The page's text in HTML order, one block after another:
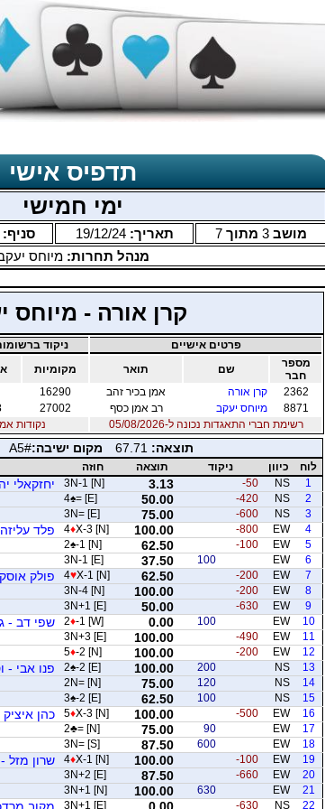
תדפיס אישי
ימי חמישי
מושב3 מתוך7 תאריך:19/12/24 סניף:
מנהל תחרות:מיוחס
קרן אורה - מיוחס
פרטים אישיים
ניקוד
מספר
חבר
שם תואר מקומיות
2362
קרן אורה אמן בכיר זהב 16290
8871
מיוחס יעקב רב אמן כסף 27002
רשימת חברי התאגדות נכונה ל-05/08/2026
נקודות אמן
תוצאה: 67.71 מקום ישיבה:A5#
לוח כיוון ניקוד תוצאה חוזה
1
NS
-50
3.13
3N-1 [N] יחזקאלי
2
NS
-420
50.00
4♠= [E]
3
NS
-600
75.00
3N= [E]
4
EW
-800
100.00
4♦X-3 [N] פלד
5
EW
-100
62.50
2♠-1 [N]
6
EW
100
37.50
3N-1 [E]
7
EW
-200
62.50
4♥X-1 [N] פולק
8
EW
-200
100.00
3N-4 [N]
9
EW
-630
50.00
3N+1 [E]
10
EW
100
0.00
2♦-1 [W] שפי דב -
11
EW
-490
100.00
3N+3 [E]
12
EW
-200
100.00
5♦-2 [N]
13
NS
200
100.00
2♠-2 [E] פנו אבי -
14
NS
120
75.00
2N= [N]
15
NS
100
62.50
3♠-2 [E]
16
EW
-500
100.00
5♦X-3 [N] כהן איציק
17
EW
90
75.00
2♣= [N]
18
EW
600
87.50
3N= [S]
19
EW
-100
100.00
4♦X-1 [N] שרון מזל
20
EW
-660
87.50
3N+2 [E]
21
EW
630
100.00
3N+1 [N]
22
NS
-630
0.00
3N+1 [E] מקוב